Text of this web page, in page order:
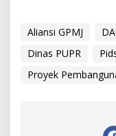
Aliansi GPMJ
Dinas PUPR
Proyek